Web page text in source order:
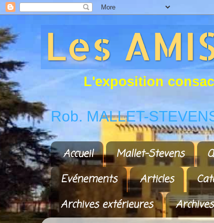
L'exposition consac
Rob. MALLET-
Accueil Mallet-Stevens
Evénements
Articles
Archives extérieures